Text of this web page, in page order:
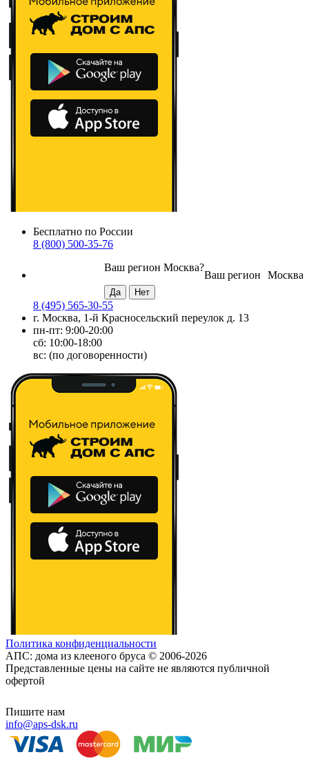
Бесплатно по России
8 (800) 500-35-76
Москва
Ваш регион
Ваш регион Москва?
8 (495) 565-30-55
г. Москва, 1-й Красносельский переулок д. 13
пн-пт: 9:00-20:00
сб: 10:00-18:00
вс: (по договоренности)
Политика конфиденциальности
АПС: дома из клееного бруса © 2006-2026
Представленные цены на сайте не являются публичной
офертой
Пишите нам
info@aps-dsk.ru